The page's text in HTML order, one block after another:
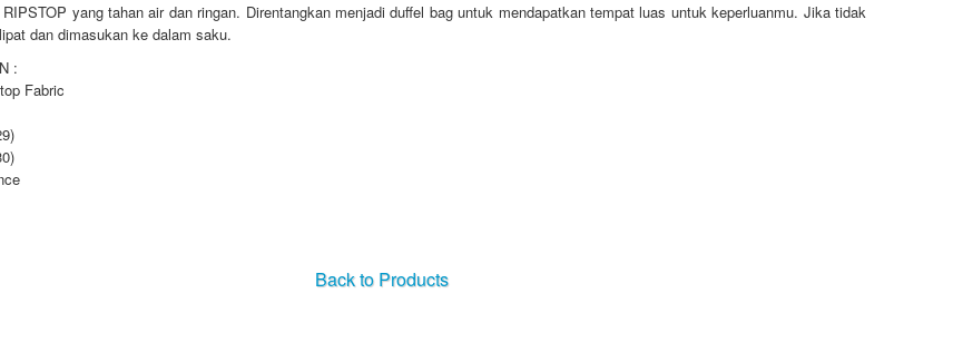
yang tahan air dan ringan. Direntangkan menjadi duffel bag untuk mendapatkan tempat luas untuk keperluanmu. Jika tidak
dan dimasukan ke dalam saku.
:
Fabric
Back to Products